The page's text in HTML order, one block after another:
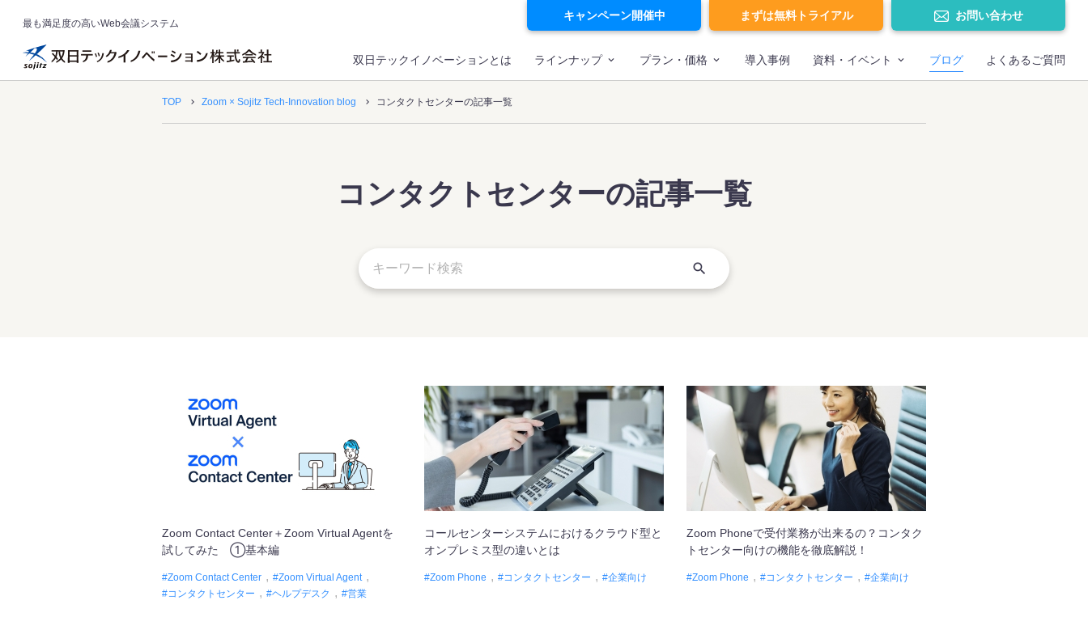
最も満足度の高いWeb会議システム
キャンペーン開催中 まずは無料トライアル お問い合わせ
双日テックイノベーションとは ラインナップ プラン・価格 導入事例 資料・イベント ブログ よくあるご質問
TOP Zoom × Sojitz Tech-Innovation blog コンタクトセンターの記事一覧
コンタクトセンターの記事一覧
Zoom Contact Center＋Zoom Virtual Agentを
試してみた ①基本編
Zoom Contact Center
Zoom Virtual Agent
コンタクトセンター
ヘルプデスク 営業
コールセンターシステムにおけるクラウド型と
オンプレミス型の違いとは
Zoom Phone コンタクトセンター 企業向け
Zoom Phoneで受付業務が出来るの？コンタク
トセンター向けの機能を徹底解説！
Zoom Phone コンタクトセンター 企業向け